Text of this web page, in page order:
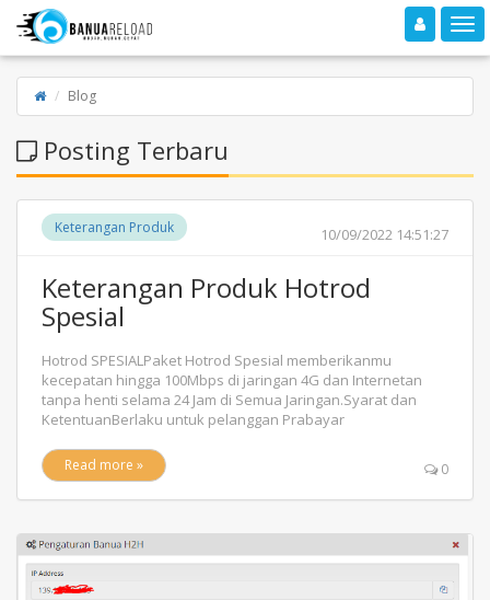
Toggle navigation
Blog
Posting Terbaru
Keterangan Produk 10/09/2022 14:51:27
Keterangan Produk Hotrod
Spesial
Hotrod SPESIALPaket Hotrod Spesial memberikanmu
kecepatan hingga 100Mbps di jaringan 4G dan Internetan
tanpa henti selama 24 Jam di Semua Jaringan.Syarat dan
KetentuanBerlaku untuk pelanggan Prabayar
Read more » 0